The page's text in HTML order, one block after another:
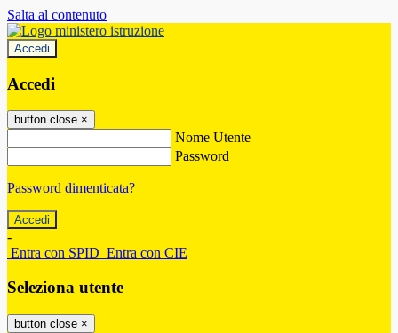
Salta al contenuto
Accedi
Accedi
button close ×
Nome Utente
Password
Password dimenticata?
-
Entra con SPID Entra con CIE
Seleziona utente
button close ×